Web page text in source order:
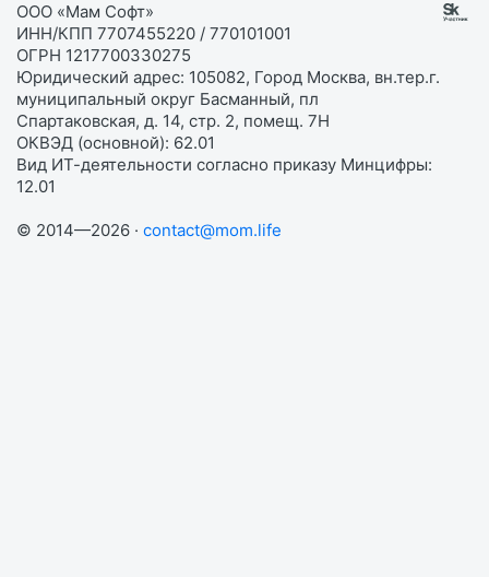
ООО «Мам Софт»
ИНН/КПП 7707455220 / 770101001
ОГРН 1217700330275
Юридический адрес: 105082, Город Москва, вн.тер.г.
муниципальный округ Басманный, пл
Спартаковская, д. 14, стр. 2, помещ. 7Н
ОКВЭД (основной): 62.01
Вид ИТ-деятельности согласно приказу Минцифры:
12.01
© 2014—2026 · contact@mom.life